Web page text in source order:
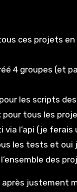
ces projets
4 groupes (et
pour les scripts
pour tous les
via l’api (je
les tests et oui
des
après justement